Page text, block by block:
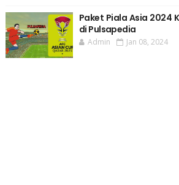
Paket Piala Asia 2024
di Pulsapedia
Admin Jan 08, 2024